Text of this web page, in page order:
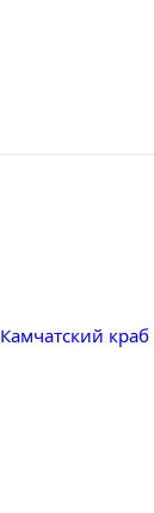
Камчатский краб